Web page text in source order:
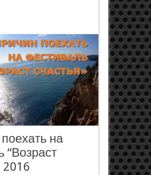
на
“Возраст
2016